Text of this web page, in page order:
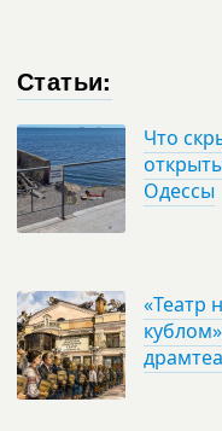
Статьи:
Что
Одессы
«Театр